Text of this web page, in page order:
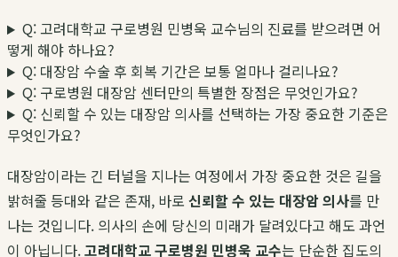
Q: 고려대학교 구로병원 민병욱 교수님의 진료를 받으려면 어
떻게 해야 하나요?
Q: 대장암 수술 후 회복 기간은 보통 얼마나 걸리나요?
Q: 구로병원 대장암 센터만의 특별한 장점은 무엇인가요?
Q: 신뢰할 수 있는 대장암 의사를 선택하는 가장 중요한 기준은
무엇인가요?
대장암이라는 긴 터널을 지나는 여정에서 가장 중요한 것은 길을
밝혀줄 등대와 같은 존재, 바로 신뢰할 수 있는 대장암 의사를 만
나는 것입니다. 의사의 손에 당신의 미래가 달려있다고 해도 과언
이 아닙니다.고려대학교 구로병원 민병욱 교수는 단순한 집도의